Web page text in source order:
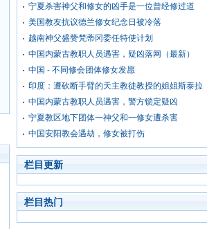
宁夏杀害神父和修女的凶手是一位曾经修过道
美国教友抗议德兰修女纪念日被冷落
越南神父盛赞梵蒂冈委任特使计划
中国内蒙古教职人员遇害，疑凶落网（最新）
中国 - 不同修会团体修女发愿
印度：遭砍断手臂的天主教徒教授的姐姐斯泰拉
中国内蒙古教职人员遇害，警方锁定疑凶
宁夏教区地下团体一神父和一修女遭杀害
中国安阳教会遇劫，修女被打伤
栏目更新
栏目热门